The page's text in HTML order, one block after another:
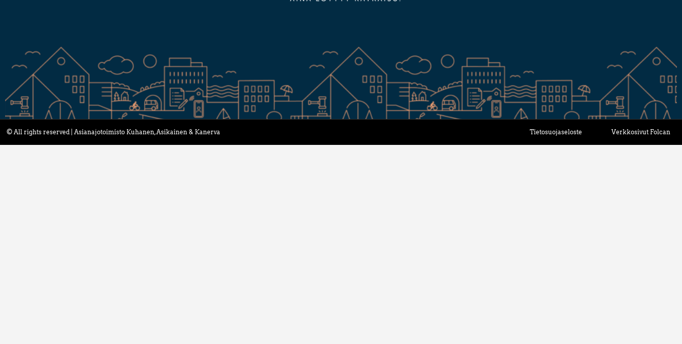
© All rights reserved | Asianajotoimisto Kuhanen, Asikainen & Kanerva Tietosuojaseloste Verkkosivut Folcan